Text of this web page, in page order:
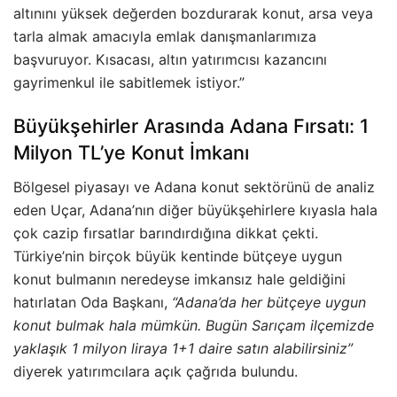
altınını yüksek değerden bozdurarak konut, arsa veya
tarla almak amacıyla emlak danışmanlarımıza
başvuruyor. Kısacası, altın yatırımcısı kazancını
gayrimenkul ile sabitlemek istiyor.”
Büyükşehirler Arasında Adana Fırsatı: 1
Milyon TL’ye Konut İmkanı
Bölgesel piyasayı ve Adana konut sektörünü de analiz
eden Uçar, Adana’nın diğer büyükşehirlere kıyasla hala
çok cazip fırsatlar barındırdığına dikkat çekti.
Türkiye’nin birçok büyük kentinde bütçeye uygun
konut bulmanın neredeyse imkansız hale geldiğini
hatırlatan Oda Başkanı, “Adana’da her bütçeye uygun
konut bulmak hala mümkün. Bugün Sarıçam ilçemizde
yaklaşık 1 milyon liraya 1+1 daire satın alabilirsiniz”
diyerek yatırımcılara açık çağrıda bulundu.